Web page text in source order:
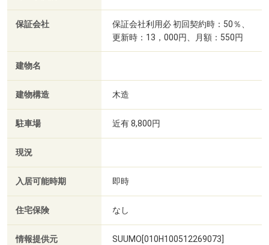
保証会社
保証会社利用必 初回契約時：50％、
更新時：13，000円、月額：550円
建物名
建物構造 木造
駐車場 近有 8,800円
現況
入居可能時期 即時
住宅保険 なし
情報提供元 SUUMO[010H100512269073]